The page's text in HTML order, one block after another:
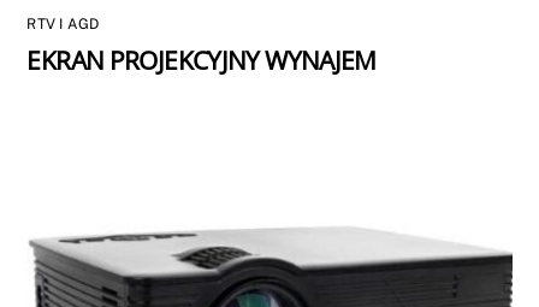
RTV I AGD
EKRAN PROJEKCYJNY WYNAJEM